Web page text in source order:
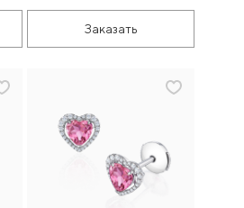
Заказать